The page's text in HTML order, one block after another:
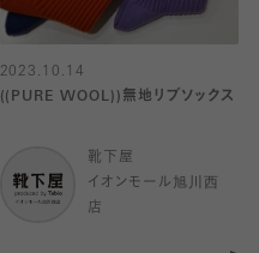
2023.10.14
((PURE WOOL))無地リブソックス
靴下屋
イオンモール旭川西
店